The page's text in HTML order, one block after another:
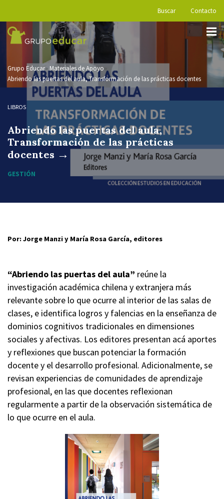
Buscar Contacto
Grupo Educar Materiales de Apoyo
Abriendo las puertas del aula, Transformación de las prácticas docentes
LIBROS
Abriendo las puertas del aula,
Transformación de las prácticas
docentes →
GESTIÓN
Por: Jorge Manzi y María Rosa García, editores
“Abriendo las puertas del aula” reúne la
investigación académica chilena y extranjera más
relevante sobre lo que ocurre al interior de las salas de
clases, e identifica logros y falencias en la enseñanza de
dominios cognitivos tradicionales en dimensiones
sociales y afectivas. Los editores presentan acá aportes
y reflexiones que buscan potenciar la formación
docente y el desarrollo profesional. Adicionalmente, se
revisan experiencias de comunidades de aprendizaje
profesional, en las que docentes reflexionan
regularmente a partir de la observación sistemática de
lo que ocurre en el aula.